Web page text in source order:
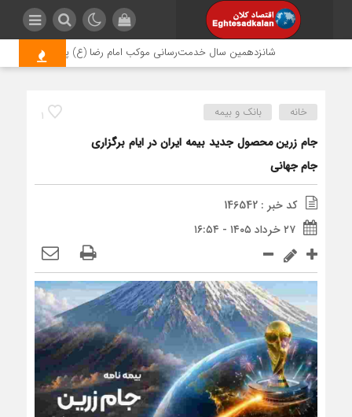
شانزدهمین سال خدمت‌رسانی موکب امام رضا (ع) پتروشیمی اروند؛
1 خانه بانک و بیمه
جام زرین محصول جدید بیمه ایران در ایام برگزاری
جام جهانی
کد خبر : 146542
۲۷ خرداد ۱۴۰۵ - ۱۶:۵۴